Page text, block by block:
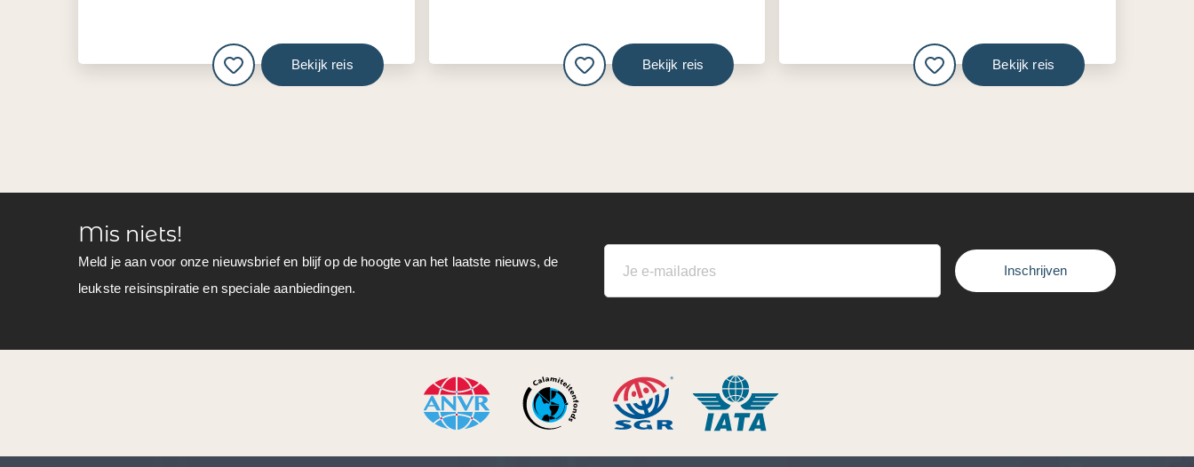
Bekijk reis Bekijk reis Bekijk reis
Mis niets!
Meld je aan voor onze nieuwsbrief en blijf op de hoogte van het laatste nieuws, de
leukste reisinspiratie en speciale aanbiedingen.
Inschrijven